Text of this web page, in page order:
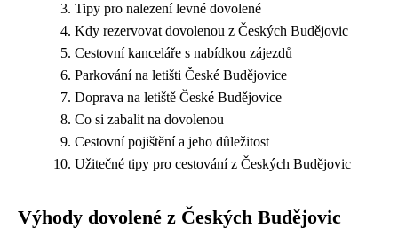
Tipy pro nalezení levné dovolené
Kdy rezervovat dovolenou z Českých Budějovic
Cestovní kanceláře s nabídkou zájezdů
Parkování na letišti České Budějovice
Doprava na letiště České Budějovice
Co si zabalit na dovolenou
Cestovní pojištění a jeho důležitost
Užitečné tipy pro cestování z Českých Budějovic
Výhody dovolené z Českých Budějovic